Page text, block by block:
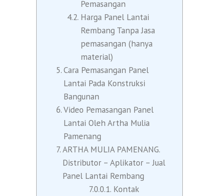
Pemasangan
Harga Panel Lantai
Rembang Tanpa Jasa
pemasangan (hanya
material)
Cara Pemasangan Panel
Lantai Pada Konstruksi
Bangunan
Video Pemasangan Panel
Lantai Oleh Artha Mulia
Pamenang
ARTHA MULIA PAMENANG.
Distributor – Aplikator – Jual
Panel Lantai Rembang
Kontak